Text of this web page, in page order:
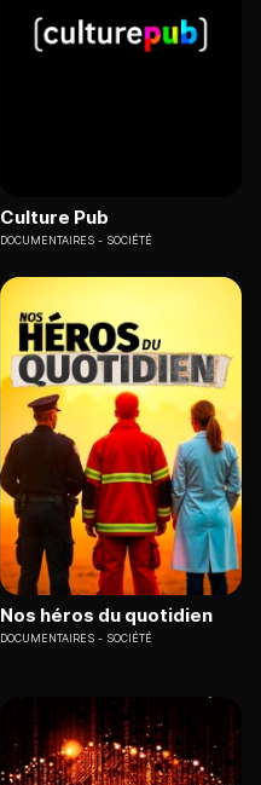
Culture Pub
DOCUMENTAIRES SOCIÉTÉ
Nos héros du quotidien
DOCUMENTAIRES SOCIÉTÉ